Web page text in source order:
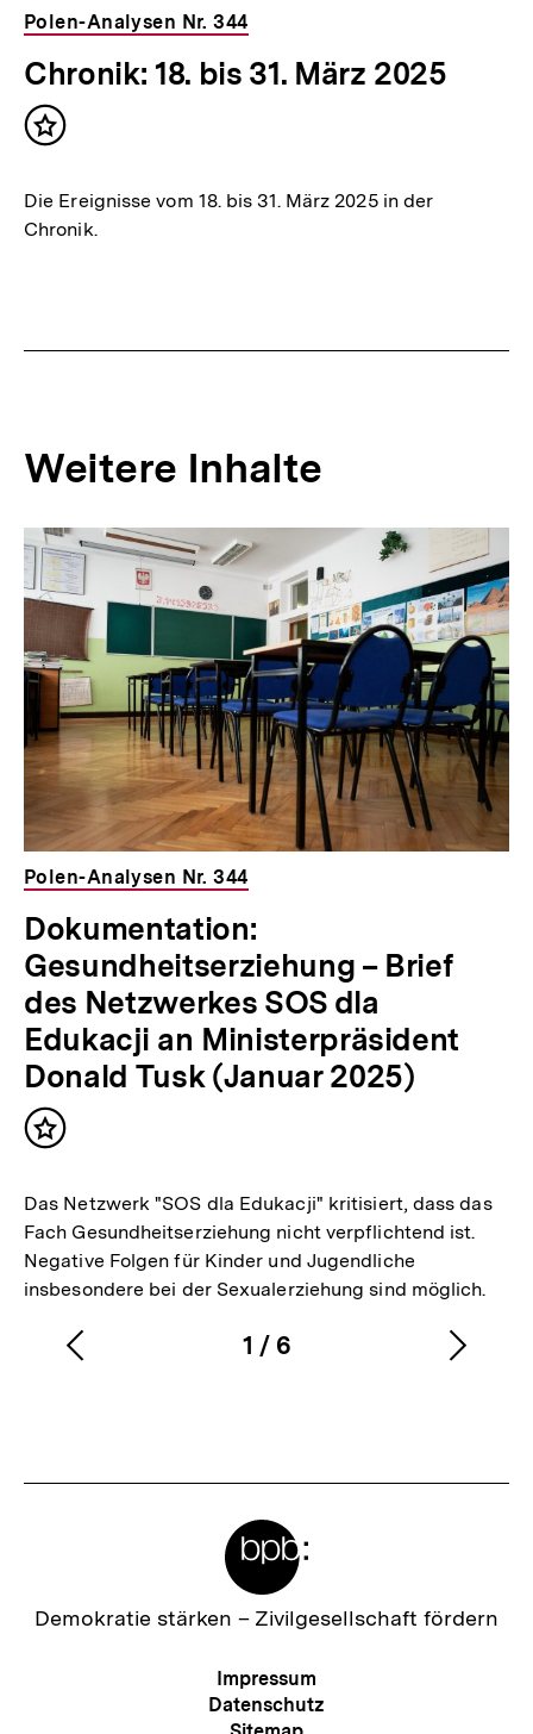
Polen-Analysen Nr. 344
Chronik: 18. bis 31. März 2025
Inhalt
Die Ereignisse vom 18. bis 31. März 2025 in der
Chronik.
Weitere Inhalte
Inhaltskarousell
für
weitere
Inhalte
Inhaltskarussell
überspringen
Polen-Analysen Nr. 344
Dokumentation:
Gesundheitserziehung – Brief
des Netzwerkes SOS dla
Edukacji an Ministerpräsident
Donald Tusk (Januar 2025)
Inhalt
Das Netzwerk "SOS dla Edukacji" kritisiert, dass das
Fach Gesundheitserziehung nicht verpflichtend ist.
Negative Folgen für Kinder und Jugendliche
insbesondere bei der Sexualerziehung sind möglich.
Karussellinhalt
1
von
/ 6
Vorherigen
Zur
Demokratie stärken – Zivilgesellschaft fördern
Meta-
Navigation
Impressum
Datenschutz